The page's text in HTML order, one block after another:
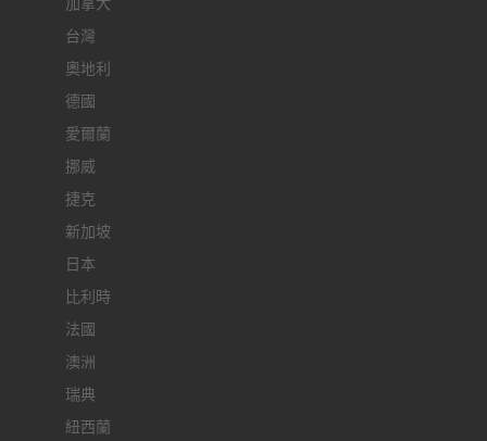
加拿大
台灣
奧地利
德國
愛爾蘭
挪威
捷克
新加坡
日本
比利時
法國
澳洲
瑞典
紐西蘭